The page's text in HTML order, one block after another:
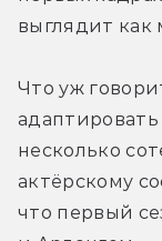
выглядит как
Что уж
несколько
актёрскому
что первый